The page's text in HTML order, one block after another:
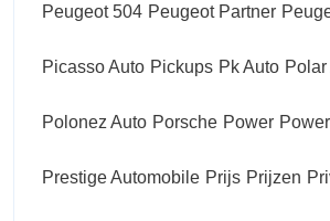
Peugeot 504 Peugeot Partner
Picasso Auto Pickups Pk Auto
Polonez Auto Porsche Power
Prestige Automobile Prijs Prijzen